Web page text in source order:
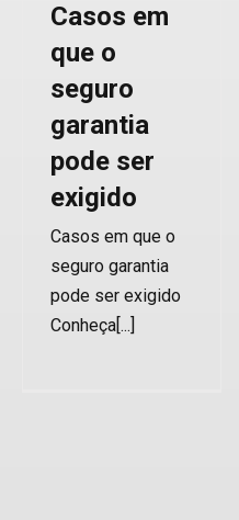
Casos em
que o
seguro
garantia
pode ser
exigido
Casos em que o
seguro garantia
pode ser exigido
Conheça[...]
retomada
Seguro Garantia